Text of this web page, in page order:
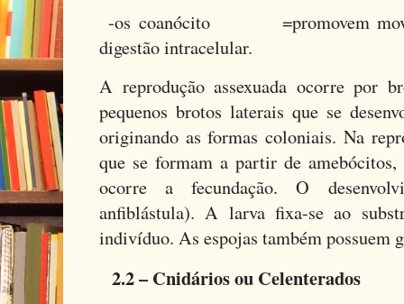
-os coanócito =promovem
digestão intracelular.
A reprodução assexuada ocorre por
pequenos brotos laterais que se
originando as formas coloniais. Na
que se formam a partir de
ocorre a fecundação. O
anfiblástula). A larva fixa-se ao
indivíduo. As espojas também possuem
2.2 – Cnidários ou Celenterados